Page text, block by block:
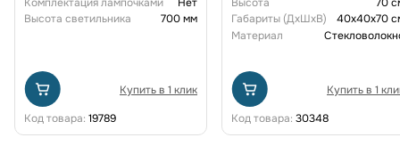
Высота светильника
700 мм
Купить в 1 клик
Код товара: 19789
Габариты (ДxШxВ)
40x40x70
Материал
Купить в 1
Код товара: 30348